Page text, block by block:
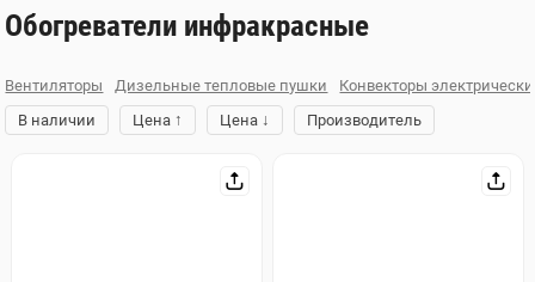
Обогреватели инфракрасные
Вентиляторы Дизельные тепловые пушки
Конвекторы
В наличии
Цена ↑ Цена ↓ Производитель